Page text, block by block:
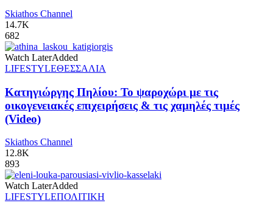
Skiathos Channel
14.7K
682
Watch LaterAdded
LIFESTYLEΘΕΣΣΑΛΙΑ
Κατηγιώργης Πηλίου: Το ψαροχώρι με τις
οικογενειακές επιχειρήσεις & τις χαμηλές τιμές
(Video)
Skiathos Channel
12.8K
893
Watch LaterAdded
LIFESTYLEΠΟΛΙΤΙΚΗ